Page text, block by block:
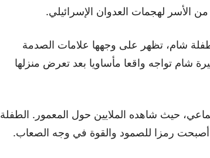
لهجمات العدوان الإسرائيلي.
شام، تظهر على وجهها علامات الصدمة
شام تواجه واقعا مأساويا بعد تعرض منزلها
حيث شاهده الملايين حول المعمور. الطفلة
أصبحت رمزا للصمود والقوة في وجه الصعاب.